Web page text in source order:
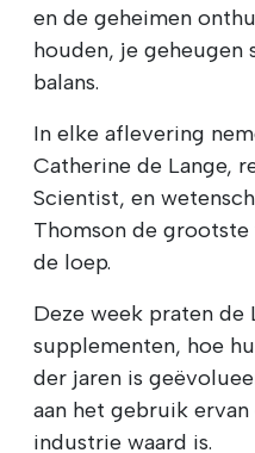
en de geheimen
houden, je geheugen
balans.
In elke aflevering
Catherine de Lange,
Scientist, en
Thomson de
de loep.
Deze week praten de
supplementen, hoe
der jaren is
aan het gebruik
industrie waard is.